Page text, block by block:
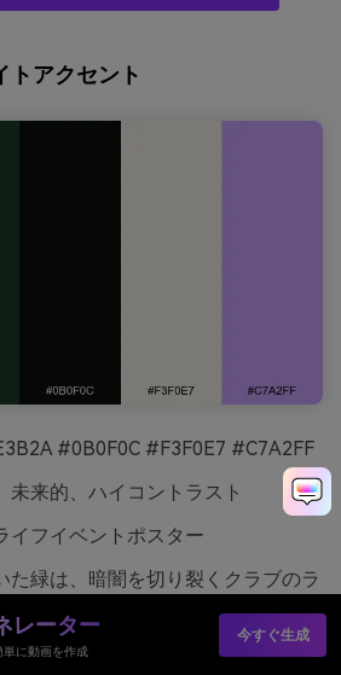
トアクセント
#0B0F0C #F3F0E7 #C7A2FF
未来的、ハイコントラスト
イフイベントポスター
た緑は、暗闇を切り裂くクラブのラ
理し、詳細にはオフホワイトを使用
します。小さなバイオレットのアク
レーター
に動画を作成
今すぐ生成